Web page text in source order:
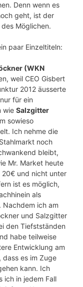
Denn wenn es
geht, ist der
Möglichen.
paar Einzeltiteln:
(WKN
weil CEO Gisbert
2012 äusserte
für ein
wie Salzgitter
sowieso
Ich nehme die
noch
bleibt,
Mr. Market heute
20€ und nicht unter
ist es möglich,
als
Nachdem ich am
und Salzgitter
den Tiefstständen
habe teilweise
Entwicklung am
es im Zuge
kann. Ich
ich in jedem Fall